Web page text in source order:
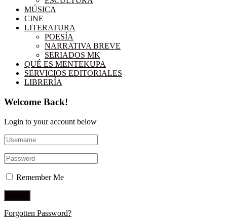
MÚSICA
CINE
LITERATURA
POESÍA
NARRATIVA BREVE
SERIADOS MK
QUÉ ES MENTEKUPA
SERVICIOS EDITORIALES
LIBRERÍA
Welcome Back!
Login to your account below
Remember Me
Forgotten Password?